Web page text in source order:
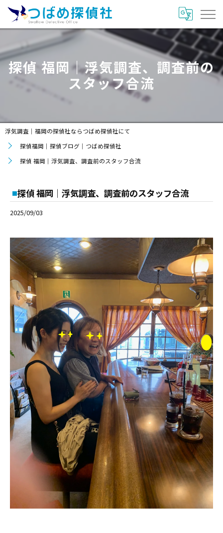
探偵 福岡｜浮気調査、調査前の
スタッフ合流
浮気調査｜福岡の探偵社ならつばめ探偵社にて
探偵福岡｜探偵ブログ｜つばめ探偵社
探偵 福岡｜浮気調査、調査前のスタッフ合流
探偵 福岡｜浮気調査、調査前のスタッフ合流
2025/09/03